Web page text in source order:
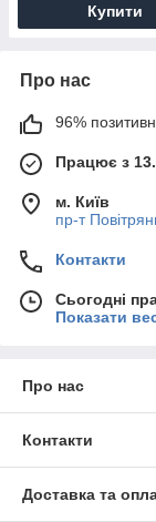
Купити
Про нас
96%
Працює з
м. Київ
пр-т
Контакти
Сьогодні
Показати
Про нас
Контакти
Доставка та